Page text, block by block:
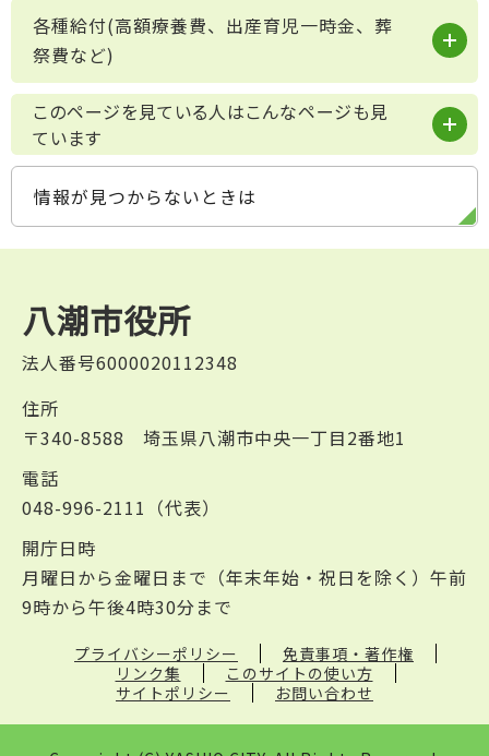
各種給付(高額療養費、出産育児一時金、葬
祭費など)
このページを見ている人はこんなページも見
ています
情報が見つからないときは
八潮市役所
法人番号6000020112348
住所
〒340-8588 埼玉県八潮市中央一丁目2番地1
電話
048-996-2111（代表）
開庁日時
月曜日から金曜日まで（年末年始・祝日を除く）午前
9時から午後4時30分まで
プライバシーポリシー
免責事項・著作権
リンク集
このサイトの使い方
サイトポリシー
お問い合わせ